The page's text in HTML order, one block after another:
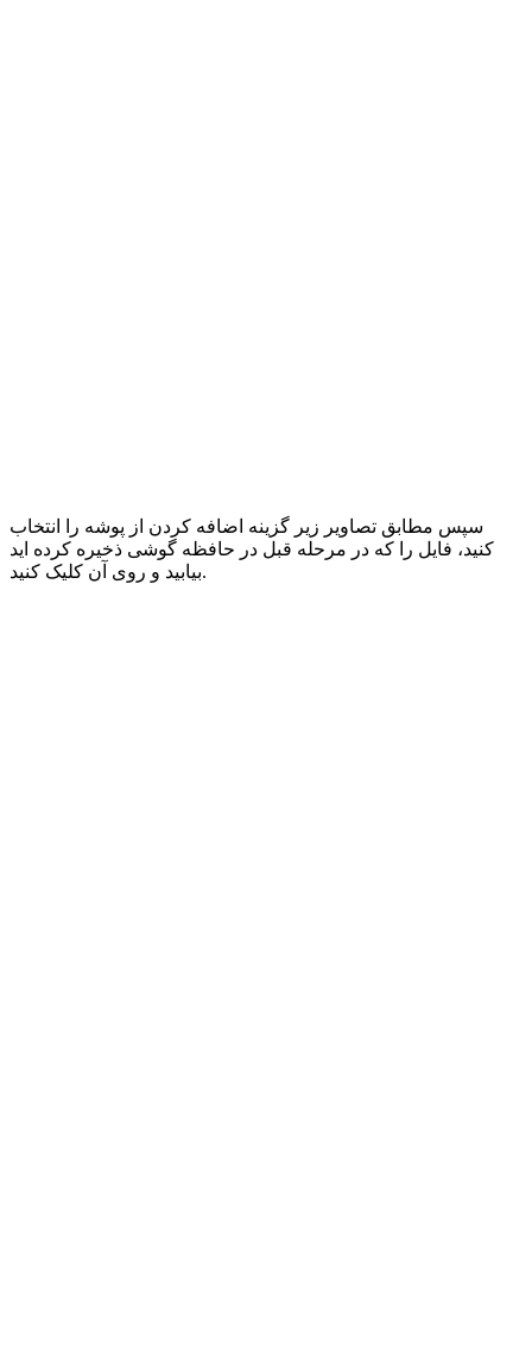
سپس مطابق تصاویر زیر گزینه اضافه کردن از پوشه را انتخاب
کنید، فایل را که در مرحله قبل در حافظه گوشی ذخیره کرده اید
بیابید و روی آن کلیک کنید.